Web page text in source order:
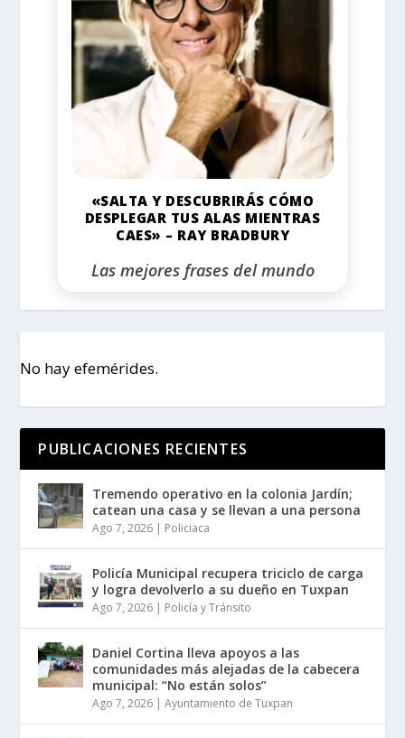
«SALTA Y DESCUBRIRÁS CÓMO
DESPLEGAR TUS ALAS MIENTRAS
CAES» – RAY BRADBURY
Las mejores frases del mundo
No hay efemérides.
PUBLICACIONES RECIENTES
Tremendo operativo en la colonia Jardín;
catean una casa y se llevan a una persona
Ago 7, 2026 | Policiaca
Policía Municipal recupera triciclo de carga
y logra devolverlo a su dueño en Tuxpan
Ago 7, 2026 | Policía y Tránsito
Daniel Cortina lleva apoyos a las
comunidades más alejadas de la cabecera
municipal: “No están solos”
Ago 7, 2026 |Ayuntamiento de Tuxpan